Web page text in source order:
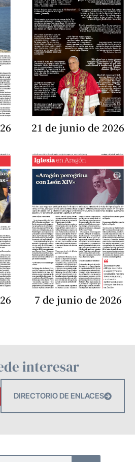
21 de junio de 2026
7 de junio de 2026
interesar
DIRECTORIO DE ENLACES